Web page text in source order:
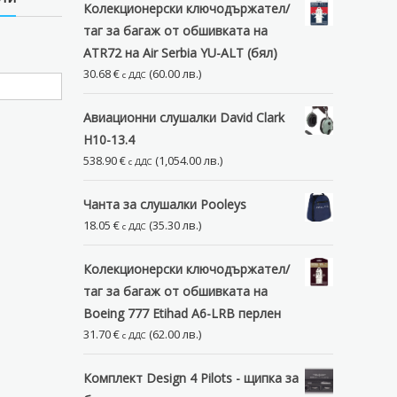
Колекционерски ключодържател/
таг за багаж от обшивката на
ATR72 на Air Serbia YU-ALT (бял)
30.68€ с ДДС (60.00 лв.)
Авиационни слушалки David Clark
H10-13.4
538.90€ с ДДС (1,054.00 лв.)
Чанта за слушалки Pooleys
18.05€ с ДДС (35.30 лв.)
Колекционерски ключодържател/
таг за багаж от обшивката на
Boeing 777 Etihad A6-LRB перлен
31.70€ с ДДС (62.00 лв.)
Комплект Design 4 Pilots - щипка за